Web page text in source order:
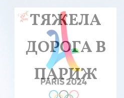
ОПУСКАЮ
ТЯЖЕЛА
ДОРОГА В
ПАРИЖ